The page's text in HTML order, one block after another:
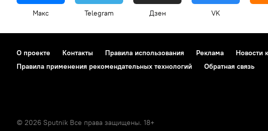
Макс Telegram Дзен VK
О проекте Контакты Правила использования Реклама Новости
Правила применения рекомендательных технологий
Обратная связь
© 2026 Sputnik Все права защищены. 18+